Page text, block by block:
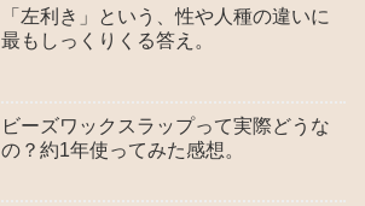
「左利き」という、性や人種の違いに
最もしっくりくる答え。
ビーズワックスラップって実際どうな
の？約1年使ってみた感想。